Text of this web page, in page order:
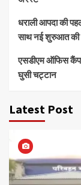
धराली आपदा की
साथ नई शुरुआत की
एसडीएम ऑफिस
घुसी चट्टान
Latest Post